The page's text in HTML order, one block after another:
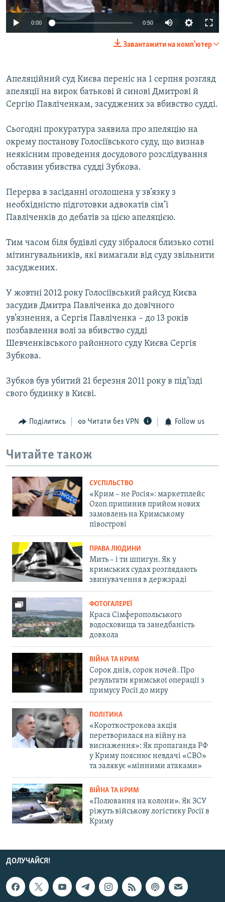
ВІДЕОУРОКИ «ELIFBE»
СВІДЧЕННЯ ОКУПАЦІЇ
Русский
Qırımtatar
Усі сайти RFE/RL
0:00 0:50
Завантажити на комп'ютер
Апеляційний суд Києва переніс на 1 серпня розгляд
апеляції на вирок батькові й синові Дмитрові й
Сергію Павліченкам, засуджених за вбивство судді.
Сьогодні прокуратура заявила про апеляцію на
окрему постанову Голосіївського суду, що визнав
неякісним проведення досудового розслідування
обставин убивства судді Зубкова.
Перерва в засіданні оголошена у зв’язку з
необхідністю підготовки адвокатів сім’ї
Павліченків до дебатів за цією апеляцією.
Тим часом біля будівлі суду зібралося близько сотні
мітингувальників, які вимагали від суду звільнити
засуджених.
У жовтні 2012 року Голосіївський райсуд Києва
засудив Дмитра Павліченка до довічного
ув’язнення, а Сергія Павліченка – до 13 років
позбавлення волі за вбивство судді
Шевченківського районного суду Києва Сергія
Зубкова.
Зубков був убитий 21 березня 2011 року в під’їзді
свого будинку в Києві.
Поділитись Читати без VPN Follow us
Читайте також
СУСПІЛЬСТВО
«Крим – не Росія»: маркетплейс
Ozon припинив прийом нових
замовлень на Кримському
півострові
ПРАВА ЛЮДИНИ
Мить – і ти шпигун. Як у
кримських судах розглядають
звинувачення в держзраді
ФОТОГАЛЕРЕЇ
Краса Сімферопольського
водосховища та занедбаність
довкола
ВІЙНА ТА КРИМ
Сорок днів, сорок ночей. Про
результати кримської операції з
примусу Росії до миру
ПОЛІТИКА
«Короткострокова акція
перетворилася на війну на
виснаження»: Як пропаганда РФ
у Криму пояснює невдачі «СВО»
та залякує «мінними атаками»
ВІЙНА ТА КРИМ
«Полювання на колони». Як ЗСУ
ріжуть військову логістику Росії в
Криму
ДОЛУЧАЙСЯ!